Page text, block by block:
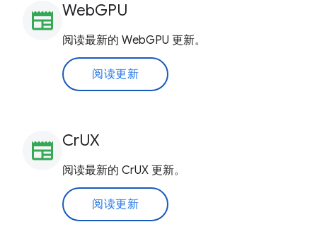
newspaper WebGPU
阅读最新的 WebGPU 更新。
阅读更新
newspaper CrUX
阅读最新的 CrUX 更新。
阅读更新